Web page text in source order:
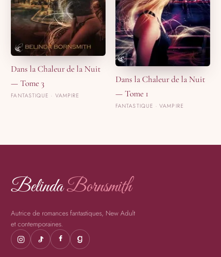
Dans la Chaleur de la Nuit
— Tome 3
FANTASTIQUE · VAMPIRE
Dans la Chaleur de la Nuit
— Tome 1
FANTASTIQUE · VAMPIRE
BelindaBornsmith
Autrice de romances fantastiques, New Adult
et contemporaines.